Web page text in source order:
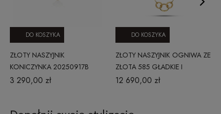
ZŁOTY NASZYJNIK
KONICZYNKA 20250917B
3 290,00 zł
DO KOSZYKA
ZŁOTY NASZYJNIK OGNIWA ZE
ZŁOTA 585 GŁADKIE I
MATOWE PRESTIGE Z_32
12 690,00 zł
DO KOSZYKA